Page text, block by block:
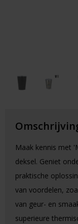
Maak kennis met
deksel. Geniet
praktische
van voordelen,
van geur- en
superieure